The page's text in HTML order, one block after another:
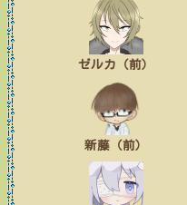
ゼルカ（前）
新藤（前）